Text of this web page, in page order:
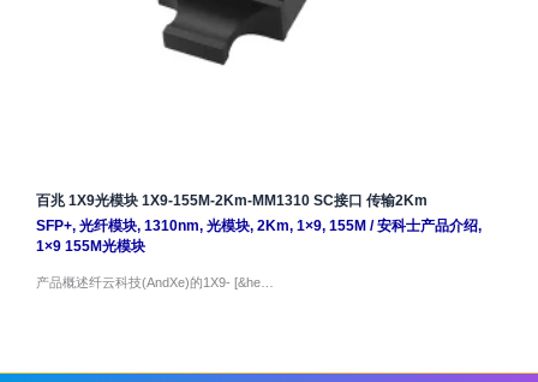
百兆 1X9光模块 1X9-155M-2Km-MM1310 SC接口 传输2Km
SFP+, 光纤模块, 1310nm, 光模块, 2Km, 1×9, 155M /安科士产品介绍,
1×9 155M光模块
产品概述纤云科技(AndXe)的1X9- [&he…